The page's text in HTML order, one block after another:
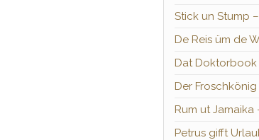
Stick un Stump
De Reis üm de
Dat Doktorbook
Der
Rum ut Jamaika
Petrus gifft